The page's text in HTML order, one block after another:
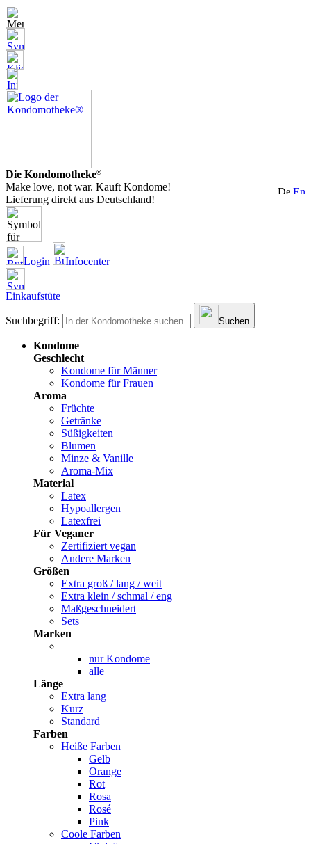
Die Kondomotheke®
Make love, not war. Kauft Kondome!
Lieferung direkt aus Deutschland!
Login Infocenter
Einkaufstüte
Suchbegriff: Suchen
Kondome
Geschlecht
Kondome für Männer
Kondome für Frauen
Aroma
Früchte
Getränke
Süßigkeiten
Blumen
Minze & Vanille
Aroma-Mix
Material
Latex
Hypoallergen
Latexfrei
Für Veganer
Zertifiziert vegan
Andere Marken
Größen
Extra groß / lang / weit
Extra klein / schmal / eng
Maßgeschneidert
Sets
Marken
nur Kondome
alle
Länge
Extra lang
Kurz
Standard
Farben
Heiße Farben
Gelb
Orange
Rot
Rosa
Rosé
Pink
Coole Farben